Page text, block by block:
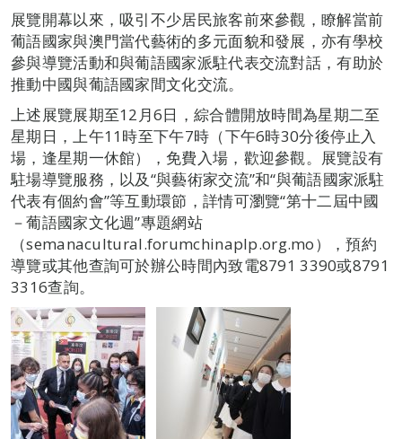
展覽開幕以來，吸引不少居民旅客前來參觀，瞭解當前
葡語國家與澳門當代藝術的多元面貌和發展，亦有學校
參與導覽活動和與葡語國家派駐代表交流對話，有助於
推動中國與葡語國家間文化交流。
上述展覽展期至12月6日，綜合體開放時間為星期二至
星期日，上午11時至下午7時（下午6時30分後停止入
場，逢星期一休館），免費入場，歡迎參觀。展覽設有
駐場導覽服務，以及“與藝術家交流”和“與葡語國家派駐
代表有個約會”等互動環節，詳情可瀏覽“第十二屆中國
－葡語國家文化週”專題網站
（semanacultural.forumchinaplp.org.mo），預約
導覽或其他查詢可於辦公時間內致電8791 3390或8791
3316查詢。